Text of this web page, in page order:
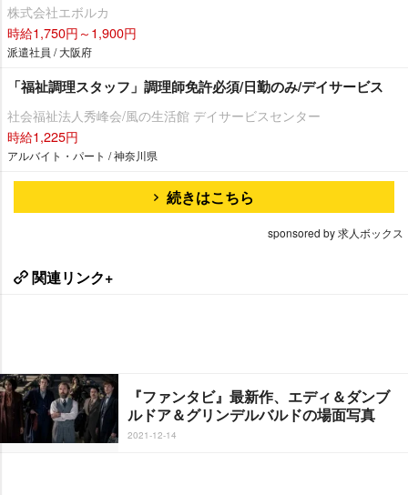
株式会社エボルカ
時給1,750円～1,900円
派遣社員 / 大阪府
「福祉調理スタッフ」調理師免許必須/日勤のみ/デイサービス
社会福祉法人秀峰会/風の生活館 デイサービスセンター
時給1,225円
アルバイト・パート / 神奈川県
続きはこちら
sponsored by 求人ボックス
関連リンク+
『ファンタビ』最新作、エディ＆ダンブ
ルドア＆グリンデルバルドの場面写真
2021-12-14